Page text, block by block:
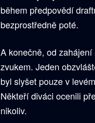
během předpovědí
bezprostředně poté.
A konečně, od
zvukem. Jeden
byl slyšet pouze v
Někteří diváci ocenili
nikoliv.